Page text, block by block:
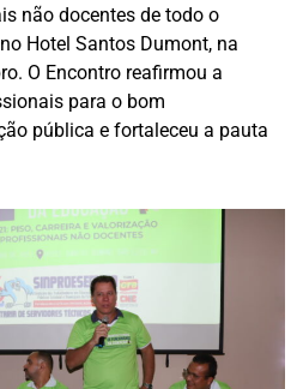
não docentes de todo o
Hotel Santos Dumont, na
O Encontro reafirmou a
para o bom
pública e fortaleceu a pauta